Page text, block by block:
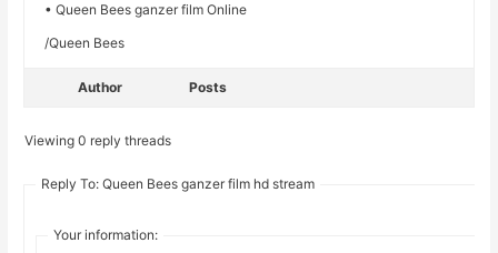
• Queen Bees ganzer film Online
/Queen Bees
Author Posts
Viewing 0 reply threads
Reply To: Queen Bees ganzer film hd stream
Your information: